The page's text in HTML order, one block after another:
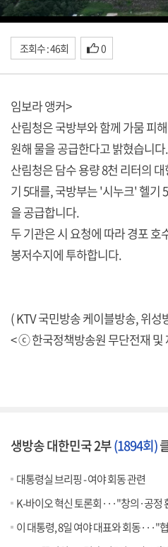
조회수 : 46회 0
임보라 앵커>
산림청은 국방부와 함께 가뭄 피
원해 물을 공급한다고 밝혔습니다.
산림청은 담수 용량 8천 리터의
기 5대를, 국방부는 '시누크' 헬기
을 공급합니다.
두 기관은 시 요청에 따라 경포
봉저수지에 투하합니다.
( KTV 국민방송 케이블방송, 위성
< ⓒ 한국정책방송원 무단전재 및
생방송 대한민국 2부(1894회)
대통령실 브리핑 - 여야 회동 관련
K-바이오 혁신 토론회···"창의·공정
이 대통령, 8일 여야 대표와 회동···"